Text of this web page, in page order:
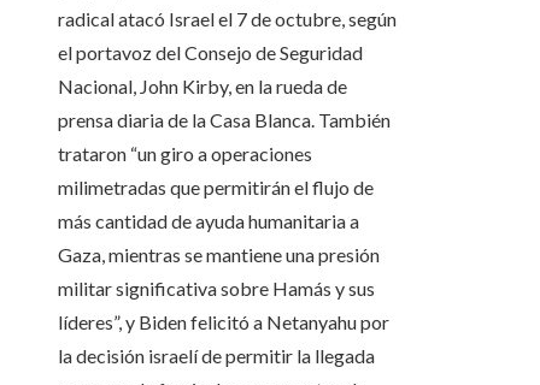
radical atacó Israel el 7 de octubre, según
el portavoz del Consejo de Seguridad
Nacional, John Kirby, en la rueda de
prensa diaria de la Casa Blanca. También
trataron “un giro a operaciones
milimetradas que permitirán el flujo de
más cantidad de ayuda humanitaria a
Gaza, mientras se mantiene una presión
militar significativa sobre Hamás y sus
líderes”, y Biden felicitó a Netanyahu por
la decisión israelí de permitir la llegada